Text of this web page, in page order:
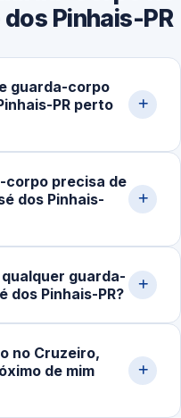
Pinhais-PR
guarda-corpo
PR perto
da fixação.
em torno de
corpo precisa de
dos Pinhais-
na fixação,
com trincas.
em sacadas e
guarda-
dos Pinhais-PR?
escadas e mezaninos.
e sistemas de
no Cruzeiro,
de mim